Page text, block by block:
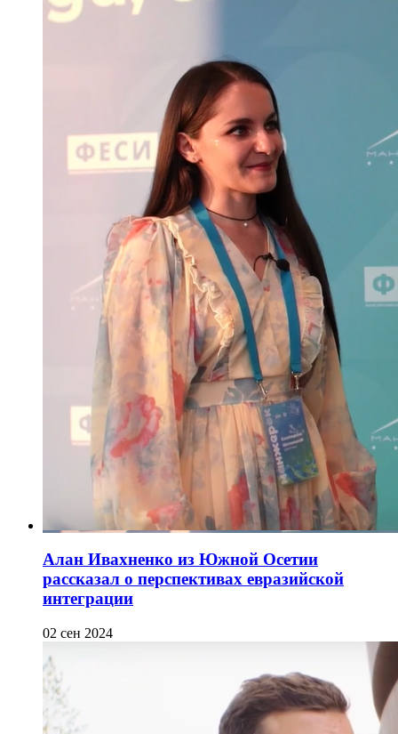
Алан Ивахненко из Южной Осетии
рассказал о перспективах евразийской
интеграции
02 сен 2024